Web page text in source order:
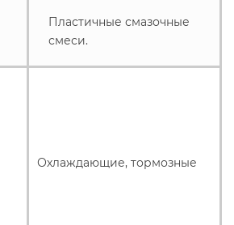
Пластичные смазочные
смеси.
Охлаждающие, тормозные